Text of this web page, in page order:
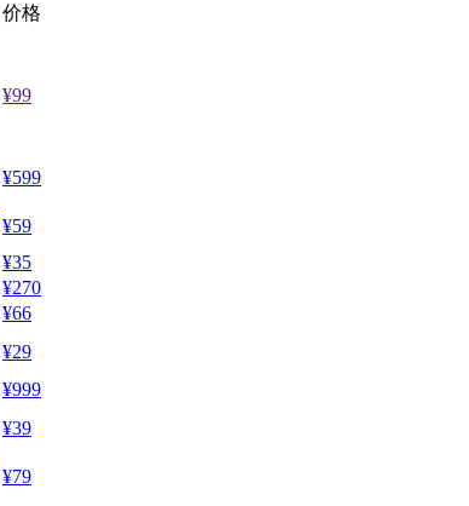
价格
¥99
¥599
¥59
¥35
¥270
¥66
¥29
¥999
¥39
¥79